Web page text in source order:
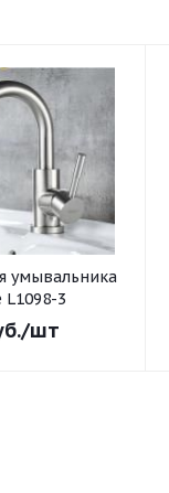
L1098-3
/шт